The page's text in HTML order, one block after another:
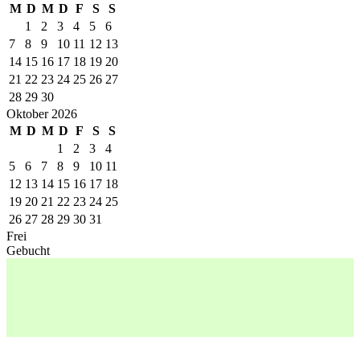
M D M D F S
S
1
2 3 4 5
6
7
8 9 10 11 12 13
14 15 16 17 18 19 20
21 22 23 24 25 26 27
28 29 30
Oktober 2026
M D M D F S
S
1
2 3
4
5
6 7 8 9 10 11
12 13 14 15 16 17 18
19 20 21 22 23 24 25
26 27 28 29 30 31
Frei
Gebucht